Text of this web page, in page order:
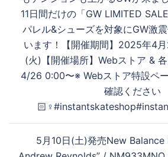
再
生
ナ
ビ
シ
11日間だけの「GW LIMITED
パレル&シューズを対象にGW激
います！【開催期間】2025年4
(火)【開催場所】Webストア &
4/26 0:00〜※ Webストア特設ペ
確認ください
5月10日(土)発売New